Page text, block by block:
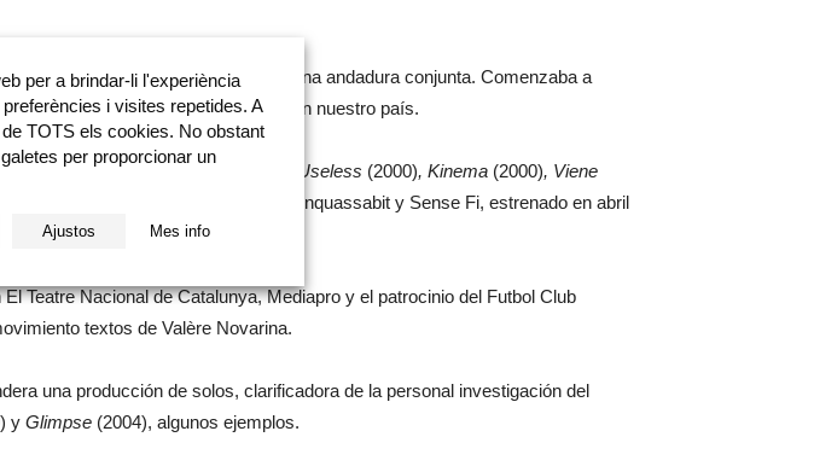
Desfigurado, y el inicio de una andadura conjunta. Comenzaba a
contemporánea que se hace en nuestro país.
mejor coreografía en el año 2000, Useless (2000), Kinema (2000), Viene
Orion (2007) y el programa doble Conquassabit y Sense Fi, estrenado en abril
afincada en Barcelona.
Teatre Nacional de Catalunya, Mediapro y el patrocinio del Futbol Club
textos de Valère Novarina.
una producción de solos, clarificadora de la personal investigación del
y Glimpse (2004), algunos ejemplos.
per a brindar-li l'experiència
i visites repetides. A
TOTS els cookies. No obstant
per proporcionar un
Ajustos Mes info